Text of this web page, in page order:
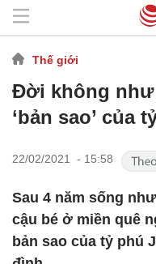
Thế giới
Đời không
‘bản sao’ của
22/02/2021 - 15:58
Sau 4 năm sống
cậu bé ở miền quê
bản sao của tỷ phú